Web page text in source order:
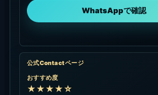
WhatsAppで確認
公式Contactページ
おすすめ度
★★★★☆